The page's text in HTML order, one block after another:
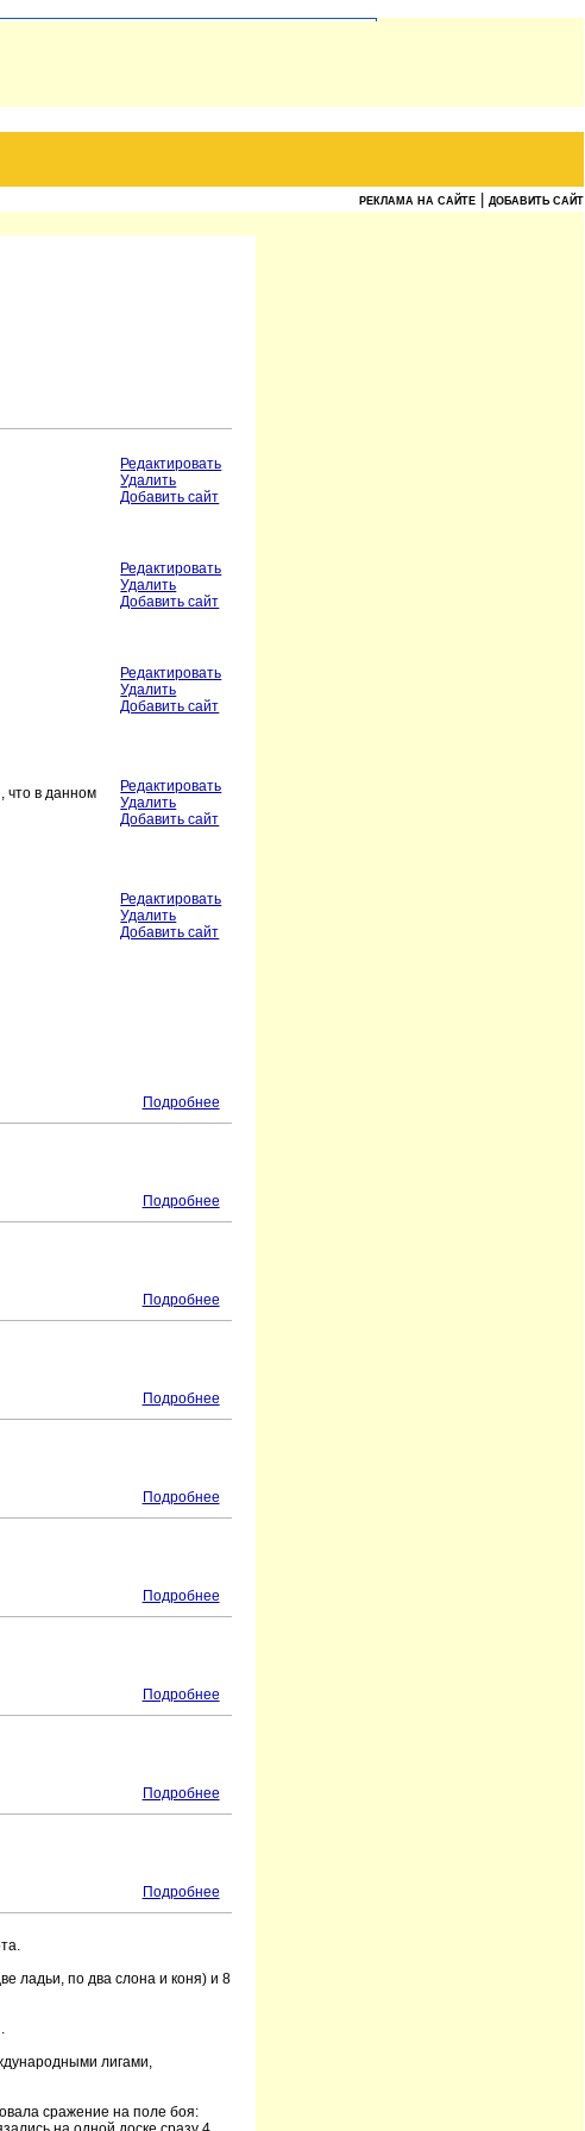
РЕКЛАМА НА САЙТЕ ДОБАВИТЬ САЙТ
Редактировать
Удалить
Добавить сайт
Редактировать
Удалить
Добавить сайт
Редактировать
Удалить
Добавить сайт
что в данном
Редактировать
Удалить
Добавить сайт
Редактировать
Удалить
Добавить сайт
Подробнее
Подробнее
Подробнее
Подробнее
Подробнее
Подробнее
Подробнее
Подробнее
Подробнее
ладьи, по два слона и коня) и 8
лигами,
сражение на поле боя: